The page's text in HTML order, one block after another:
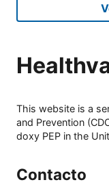
This website is a
and Prevention
doxy PEP in the
Contacto